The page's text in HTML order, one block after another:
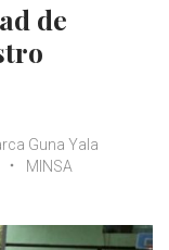
de
Guna Yala
MINSA